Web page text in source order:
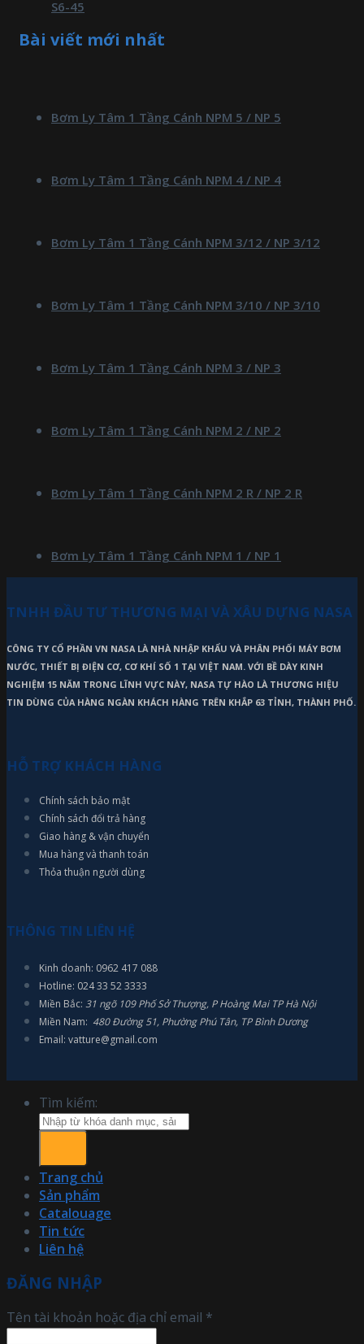
S6-45
Bài viết mới nhất
Bơm Ly Tâm 1 Tầng Cánh NPM 5 / NP 5
Bơm Ly Tâm 1 Tầng Cánh NPM 4 / NP 4
Bơm Ly Tâm 1 Tầng Cánh NPM 3/12 / NP 3/12
Bơm Ly Tâm 1 Tầng Cánh NPM 3/10 / NP 3/10
Bơm Ly Tâm 1 Tầng Cánh NPM 3 / NP 3
Bơm Ly Tâm 1 Tầng Cánh NPM 2 / NP 2
Bơm Ly Tâm 1 Tầng Cánh NPM 2 R / NP 2 R
Bơm Ly Tâm 1 Tầng Cánh NPM 1 / NP 1
TNHH ĐẦU TƯ THƯƠNG MẠI VÀ XÂU DỰNG NASA
CÔNG TY CỔ PHẦN VN NASA LÀ NHÀ NHẬP KHẨU VÀ PHÂN PHỐI MÁY BƠM
NƯỚC, THIẾT BỊ ĐIỆN CƠ, CƠ KHÍ SỐ 1 TẠI VIỆT NAM. VỚI BỀ DÀY KINH
NGHIỆM 15 NĂM TRONG LĨNH VỰC NÀY, NASA TỰ HÀO LÀ THƯƠNG HIỆU
TIN DÙNG CỦA HÀNG NGÀN KHÁCH HÀNG TRÊN KHẮP 63 TỈNH, THÀNH PHỐ.
HỖ TRỢ KHÁCH HÀNG
Chính sách bảo mật
Chính sách đổi trả hàng
Giao hàng & vận chuyển
Mua hàng và thanh toán
Thỏa thuận người dùng
THÔNG TIN LIÊN HỆ
Kinh doanh: 0962 417 088
Hotline: 024 33 52 3333
Miền Bắc: 31 ngõ 109 Phố Sở Thượng, P Hoàng Mai TP Hà Nội
Miền Nam: 480 Đường 51, Phường Phú Tân, TP Bình Dương
Email: vatture@gmail.com
Tìm kiếm:
Trang chủ
Sản phẩm
Catalouage
Tin tức
Liên hệ
ĐĂNG NHẬP
Tên tài khoản hoặc địa chỉ email *